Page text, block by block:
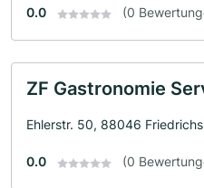
0.0 (0
ZF Gastronomie
Ehlerstr. 50, 88046
0.0 (0